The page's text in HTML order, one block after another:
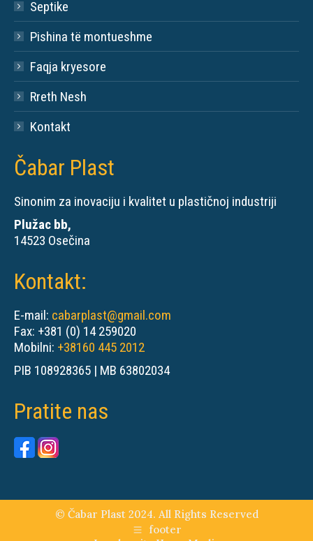
Septike
Pishina të montueshme
Faqja kryesore
Rreth Nesh
Kontakt
Čabar Plast
Sinonim za inovaciju i kvalitet u plastičnoj industriji
Plužac bb,
14523 Osečina
Kontakt:
E-mail: cabarplast@gmail.com
Fax: +381 (0) 14 259020
Mobilni: +38160 445 2012
PIB 108928365 | MB 63802034
Pratite nas
© Čabar Plast 2024. All Rights Reserved
footer